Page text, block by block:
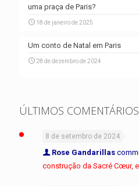
uma praça de Paris?
18 de janeiro de 2025
Um conto de Natal em Paris
28 de dezembro de 2024
ÚLTIMOS COMENTÁRIOS
8 de setembro de 2024
Rose Gandarillas
construção da Sacré Cœur,